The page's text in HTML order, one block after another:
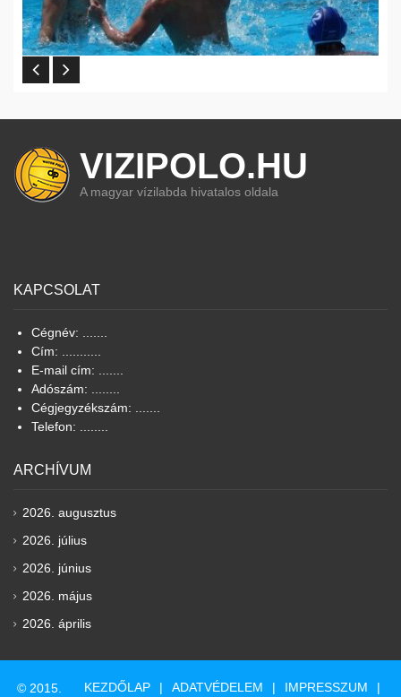
VIZIPOLO.HU
A magyar vízilabda hivatalos oldala
KAPCSOLAT
Cégnév: .......
Cím: ...........
E-mail cím: .......
Adószám: ........
Cégjegyzékszám: .......
Telefon: ........
ARCHÍVUM
2026. augusztus
2026. július
2026. június
2026. május
2026. április
© 2015. KEZDŐLAP ADATVÉDELEM IMPRESSZUM